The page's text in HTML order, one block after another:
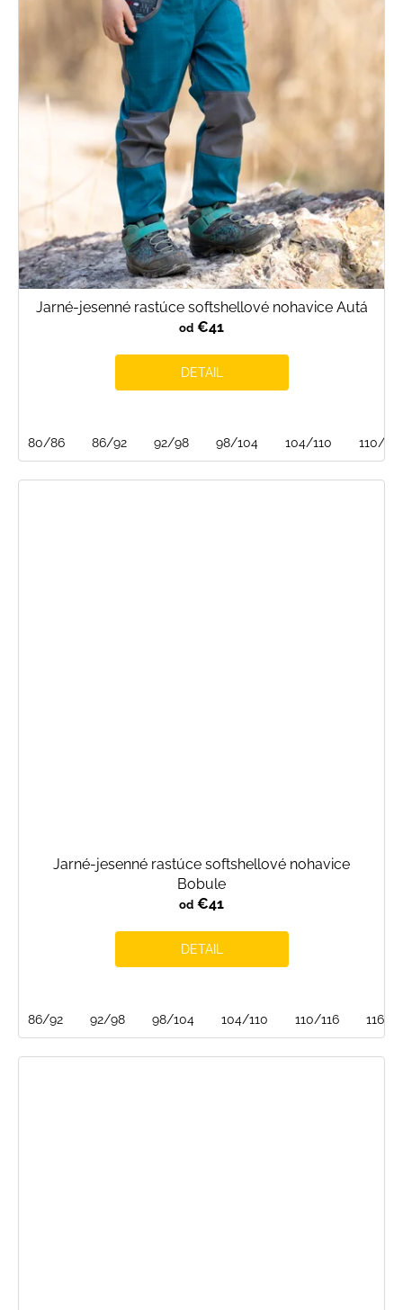
Jarné-jesenné rastúce softshellové nohavice Autá
od €41
DETAIL
80/86 86/92 92/98 98/104 104/110 110/116
Jarné-jesenné rastúce softshellové nohavice
Bobule
od €41
DETAIL
86/92 92/98 98/104 104/110 110/116 116/